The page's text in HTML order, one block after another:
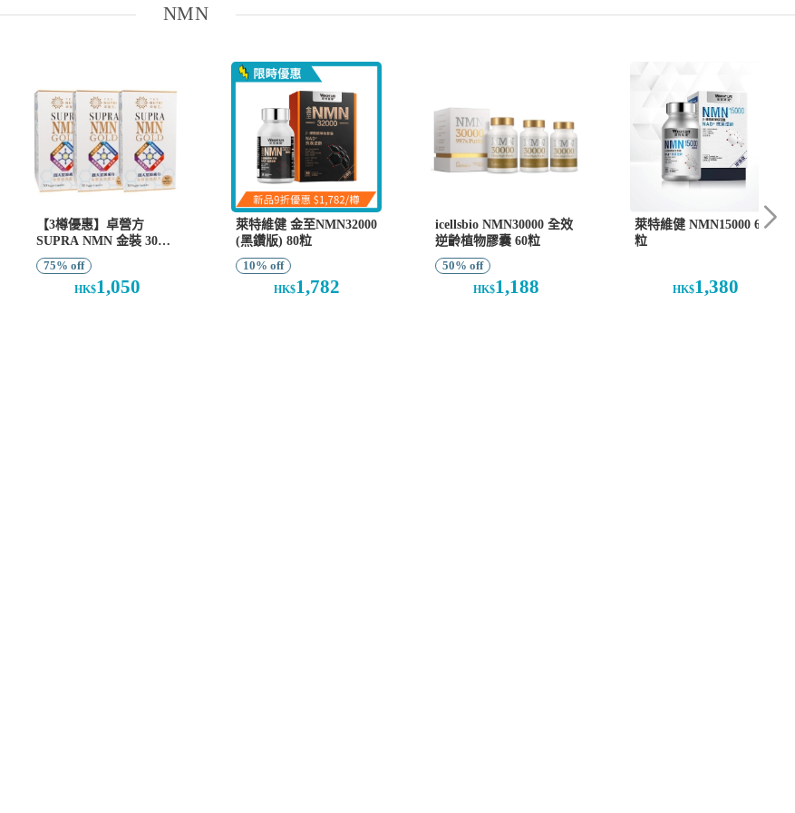
NMN
【3樽優惠】卓營方
SUPRA NMN 金裝 30粒
x 3樽
75% off
HK$1,050
萊特維健 金至NMN32000
(黑鑽版) 80粒
10% off
HK$1,782
icellsbio NMN30000 全效
逆齡植物膠囊 60粒
50% off
HK$1,188
萊特維健 NMN15000 60
粒
HK$1,380